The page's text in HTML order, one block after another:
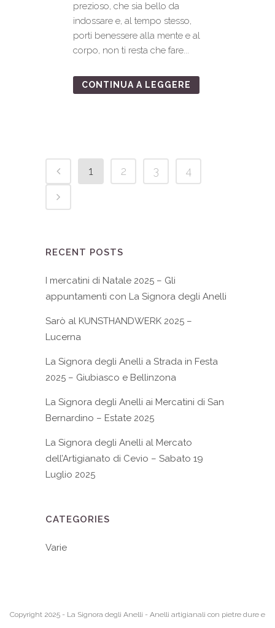
prezioso, che sia bello da
indossare e, al tempo stesso,
porti benessere alla mente e al
corpo, non ti resta che fare...
CONTINUA A LEGGERE
1 2 3 4
RECENT POSTS
I mercatini di Natale 2025 – Gli
appuntamenti con La Signora degli Anelli
Sarò al KUNSTHANDWERK 2025 –
Lucerna
La Signora degli Anelli a Strada in Festa
2025 – Giubiasco e Bellinzona
La Signora degli Anelli ai Mercatini di San
Bernardino – Estate 2025
La Signora degli Anelli al Mercato
dell’Artigianato di Cevio – Sabato 19
Luglio 2025
CATEGORIES
Varie
Copyright 2025 - La Signora degli Anelli - Anelli artigianali con pietre dure e